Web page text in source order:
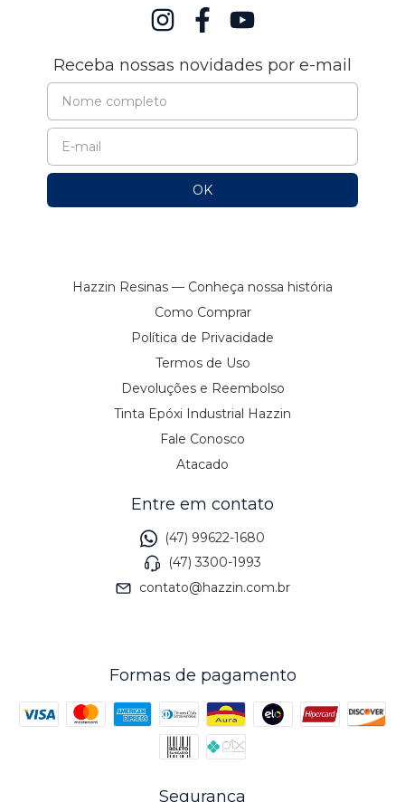
Receba nossas novidades por e-mail
Hazzin Resinas — Conheça nossa história
Como Comprar
Política de Privacidade
Termos de Uso
Devoluções e Reembolso
Tinta Epóxi Industrial Hazzin
Fale Conosco
Atacado
Entre em contato
(47) 99622-1680
(47) 3300-1993
contato@hazzin.com.br
Formas de pagamento
Segurança